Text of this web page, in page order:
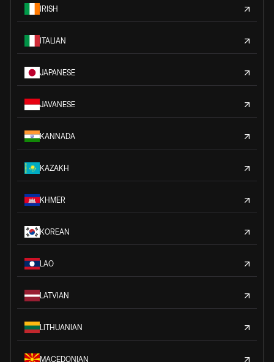
IRISH
ITALIAN
JAPANESE
JAVANESE
KANNADA
KAZAKH
KHMER
KOREAN
LAO
LATVIAN
LITHUANIAN
MACEDONIAN